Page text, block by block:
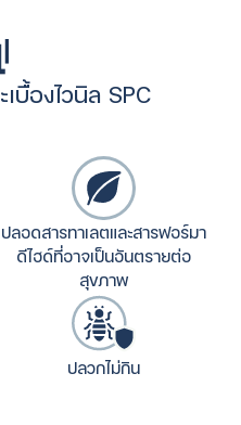
บื้องไวนิล SPC
ปลอดสารทาเลตและสารฟอร์มา
ดีไฮด์ที่อาจเป็นอันตรายต่อ
สุขภาพ
ปลวกไม่กิน